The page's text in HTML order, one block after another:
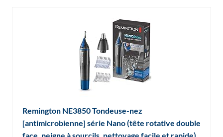
Remington NE3850 Tondeuse-nez
[antimicrobienne] série Nano (tête rotative double